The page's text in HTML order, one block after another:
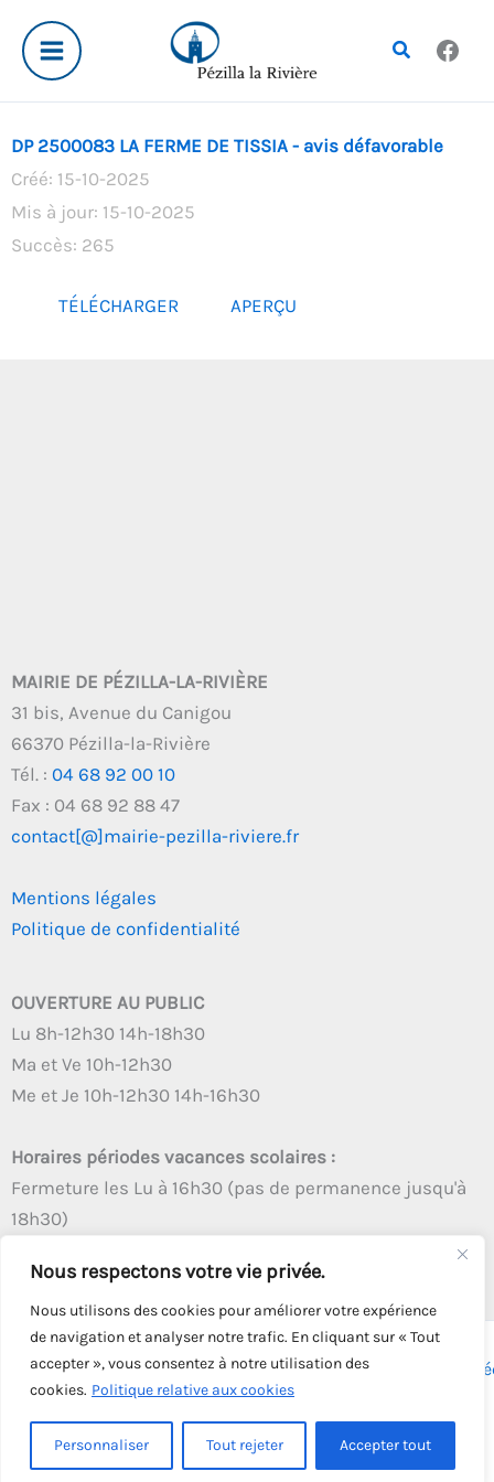
Nous respectons votre vie privée.
Nous utilisons des cookies pour améliorer votre expérience
de navigation et analyser notre trafic. En cliquant sur « Tout
accepter », vous consentez à notre utilisation des
cookies. Politique relative aux cookies
Personnaliser Tout rejeter Accepter tout
contenu
Rechercher
DP 2500083 LA FERME DE TISSIA - avis défavorable
Créé: 15-10-2025
Mis à jour: 15-10-2025
Succès: 265
TÉLÉCHARGER APERÇU
MAIRIE DE PÉZILLA-LA-RIVIÈRE
31 bis, Avenue du Canigou
66370 Pézilla-la-Rivière
Tél. : 04 68 92 00 10
Fax : 04 68 92 88 47
contact[@]mairie-pezilla-riviere.fr
Mentions légales
Politique de confidentialité
OUVERTURE AU PUBLIC
Lu 8h-12h30 14h-18h30
Ma et Ve 10h-12h30
Me et Je 10h-12h30 14h-16h30
Horaires périodes vacances scolaires :
Fermeture les Lu à 16h30 (pas de permanence jusqu'à
18h30)
Copyright © 2026 - Tous droits réservés - | Webmaster
Solution